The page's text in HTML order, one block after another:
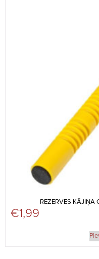
REZERVES KĀJIŅA
€1,99